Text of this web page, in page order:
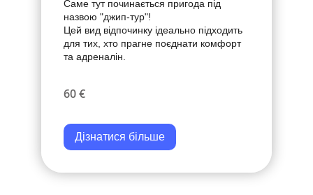
Саме тут починається пригода під
назвою "джип-тур"!
Цей вид відпочинку ідеально підходить
для тих, хто прагне поєднати комфорт
та адреналін.
60 €
Дізнатися більше